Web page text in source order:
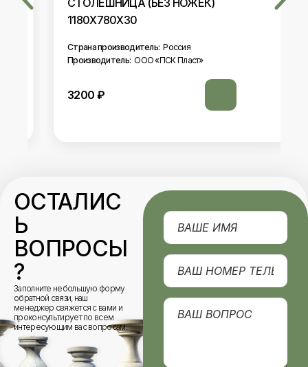
1180Х780Х30
Страна производитель: Россия
Производитель: ООО «ПСК Пласт»
3200₽
ОСТАЛИС
Ь
ВОПРОСЫ
?
Заполните небольшую форму
обратной связи, наш
менеджер свяжется с вами и
проконсультирует по всем
интересующим вас вопросам.